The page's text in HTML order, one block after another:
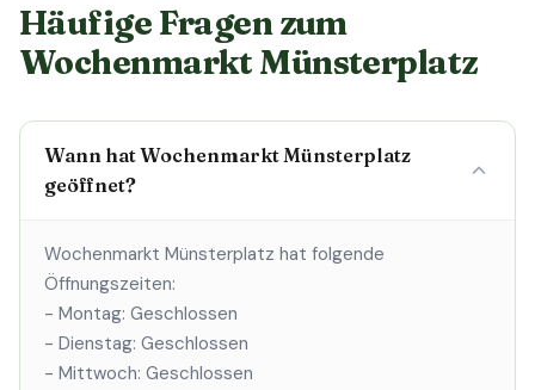
Häufige Fragen zum
Wochenmarkt Münsterplatz
Wann hat Wochenmarkt Münsterplatz
geöffnet?
Wochenmarkt Münsterplatz hat folgende
Öffnungszeiten:
- Montag: Geschlossen
- Dienstag: Geschlossen
- Mittwoch: Geschlossen